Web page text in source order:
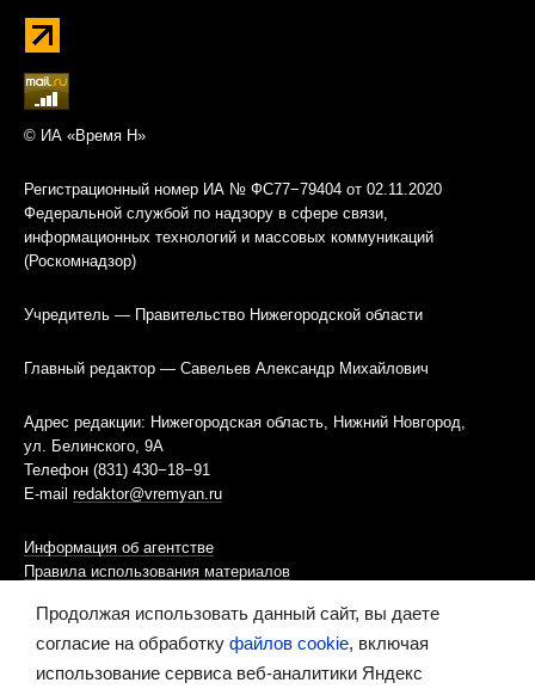
© ИА «Время Н»
Регистрационный номер ИА № ФС77−79404 от 02.11.2020
Федеральной службой по надзору в сфере связи,
информационных технологий и массовых коммуникаций
(Роскомнадзор)
Учредитель — Правительство Нижегородской области
Главный редактор — Савельев Александр Михайлович
Адрес редакции: Нижегородская область, Нижний Новгород,
ул. Белинского, 9А
Телефон (831) 430−18−91
E-mail redaktor@vremyan.ru
Информация об агентстве
Правила использования материалов
Информационная политика использования «cookies»-файлов
Ресурс содержит материалы 16+
Продолжая использовать данный сайт, вы даете
согласие на обработку файлов cookie, включая
использование сервиса веб-аналитики Яндекс